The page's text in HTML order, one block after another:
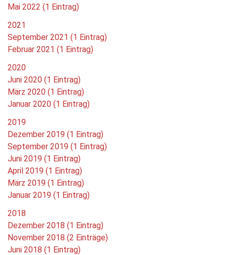
Mai 2022 (1 Eintrag)
2021
September 2021 (1 Eintrag)
Februar 2021 (1 Eintrag)
2020
Juni 2020 (1 Eintrag)
März 2020 (1 Eintrag)
Januar 2020 (1 Eintrag)
2019
Dezember 2019 (1 Eintrag)
September 2019 (1 Eintrag)
Juni 2019 (1 Eintrag)
April 2019 (1 Eintrag)
März 2019 (1 Eintrag)
Januar 2019 (1 Eintrag)
2018
Dezember 2018 (1 Eintrag)
November 2018 (2 Einträge)
Juni 2018 (1 Eintrag)